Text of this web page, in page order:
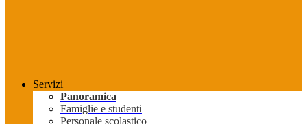
Servizi
Panoramica
Famiglie e studenti
Personale scolastico